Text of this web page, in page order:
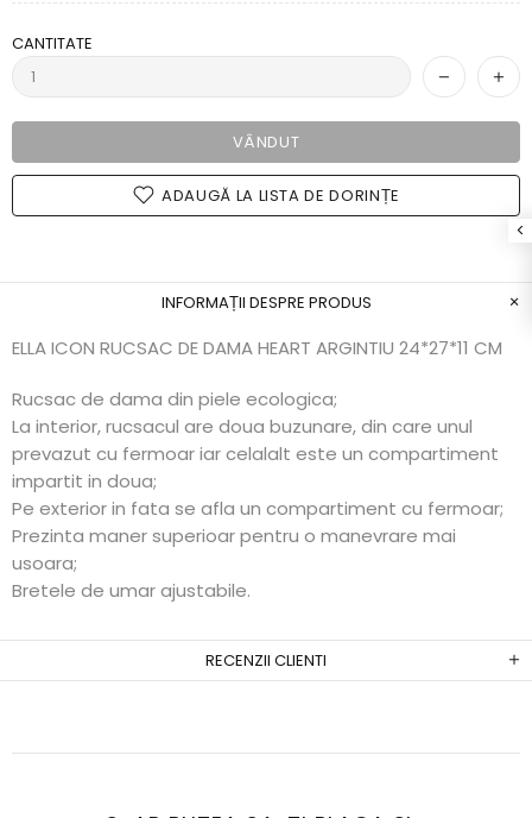
CANTITATE
VÂNDUT
ADAUGĂ LA LISTA DE DORINȚE
INFORMAȚII DESPRE PRODUS
ELLA ICON RUCSAC DE DAMA HEART ARGINTIU 24*27*11 CM
Rucsac de dama din piele ecologica;
La interior, rucsacul are doua buzunare, din care unul
prevazut cu fermoar iar celalalt este un compartiment
impartit in doua;
Pe exterior in fata se afla un compartiment cu fermoar;
Prezinta maner superioar pentru o manevrare mai
usoara;
Bretele de umar ajustabile.
RECENZII CLIENTI